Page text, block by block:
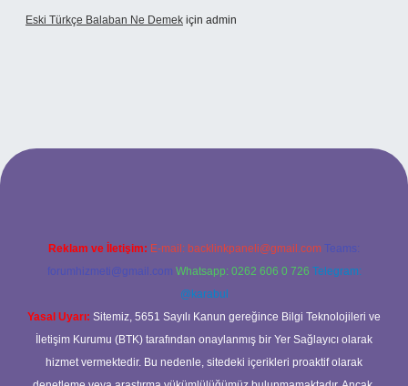
Eski Türkçe Balaban Ne Demek için admin
casino
Reklam ve İletişim: E-mail: backlinkpaneli@gmail.com Teams:
forumhizmeti@gmail.com Whatsapp: 0262 606 0 726 Telegram:
@karabul
Yasal Uyarı: Sitemiz, 5651 Sayılı Kanun gereğince Bilgi Teknolojileri ve
İletişim Kurumu (BTK) tarafından onaylanmış bir Yer Sağlayıcı olarak
hizmet vermektedir. Bu nedenle, sitedeki içerikleri proaktif olarak